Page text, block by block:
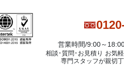
営業時間/9:00～
相談･質問･お見積り お気
専門スタッフが親切